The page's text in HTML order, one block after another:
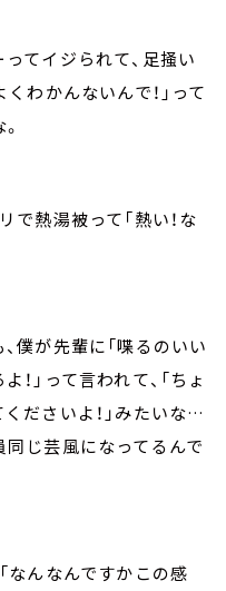
てイジられて、足掻い
わかんないんで！」って
で熱湯被って「熱い！な
僕が先輩に「喋るのいい
」って言われて、「ちょ
ださいよ！」みたいな…
同じ芸風になってるんで
なんなんですかこの感